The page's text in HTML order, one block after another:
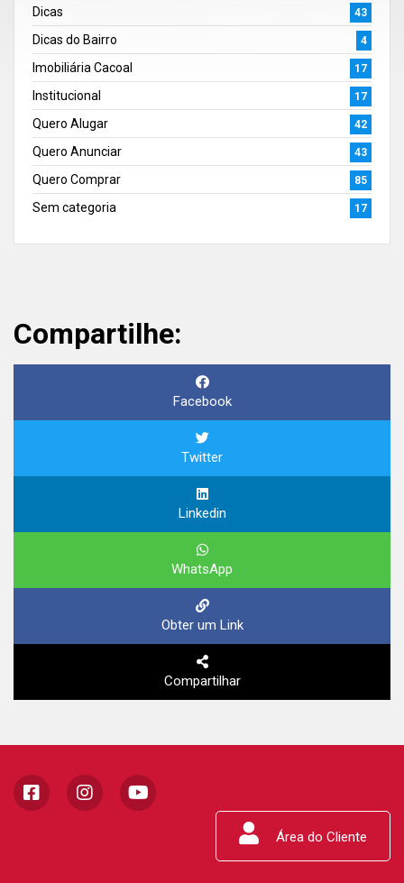
Dicas 43
Dicas do Bairro 4
Imobiliária Cacoal 17
Institucional 17
Quero Alugar 42
Quero Anunciar 43
Quero Comprar 85
Sem categoria 17
Compartilhe:
Facebook
Twitter
Linkedin
WhatsApp
Obter um Link
Compartilhar
Área do Cliente